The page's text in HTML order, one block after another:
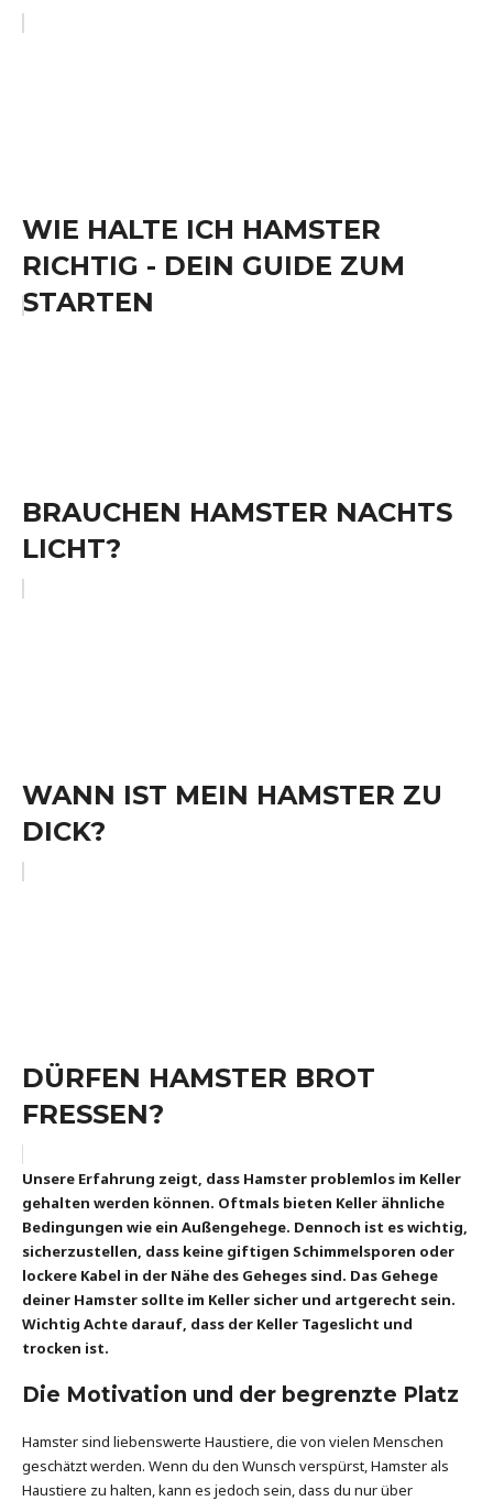
WIE HALTE ICH HAMSTER
RICHTIG - DEIN GUIDE ZUM
STARTEN
BRAUCHEN HAMSTER NACHTS
LICHT?
WANN IST MEIN HAMSTER ZU
DICK?
DÜRFEN HAMSTER BROT
FRESSEN?
Unsere Erfahrung zeigt, dass Hamster problemlos im Keller
gehalten werden können. Oftmals bieten Keller ähnliche
Bedingungen wie ein Außengehege. Dennoch ist es wichtig,
sicherzustellen, dass keine giftigen Schimmelsporen oder
lockere Kabel in der Nähe des Geheges sind. Das Gehege
deiner Hamster sollte im Keller sicher und artgerecht sein.
Wichtig Achte darauf, dass der Keller Tageslicht und
trocken ist.
Die Motivation und der begrenzte Platz
Hamster sind liebenswerte Haustiere, die von vielen Menschen
geschätzt werden. Wenn du den Wunsch verspürst, Hamster als
Haustiere zu halten, kann es jedoch sein, dass du nur über